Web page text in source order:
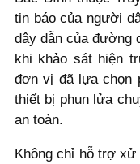
tin báo của người
dây dẫn của đường
khi khảo sát hiện
đơn vị đã lựa chọn
thiết bị phun lửa
an toàn.
Không chỉ hỗ trợ